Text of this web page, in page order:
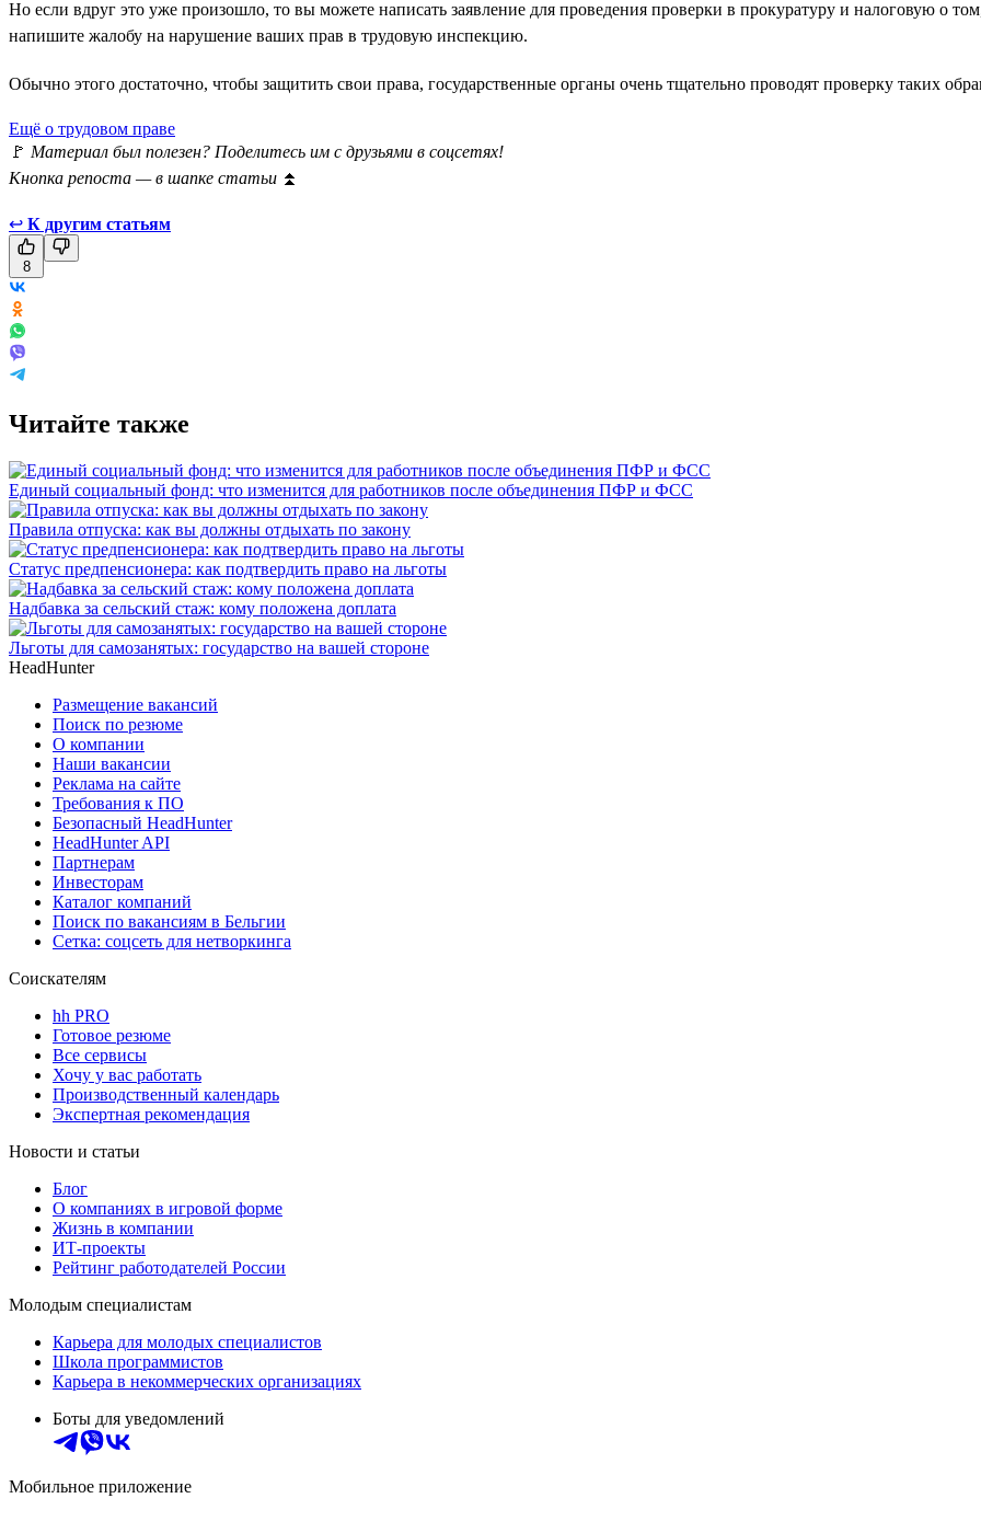
Но если вдруг это уже произошло, то вы можете написать заявление для проведения проверки в прокуратуру и налоговую о
напишите жалобу на нарушение ваших прав в трудовую инспекцию.
Обычно этого достаточно, чтобы защитить свои права, государственные органы очень тщательно проводят проверку таких
Ещё о трудовом праве
🚩 Материал был полезен? Поделитесь им с друзьями в соцсетях!
Кнопка репоста — в шапке статьи ⏫
↩ К другим статьям
8
Читайте также
Единый социальный фонд: что изменится для работников после объединения ПФР и ФСС
Правила отпуска: как вы должны отдыхать по закону
Статус предпенсионера: как подтвердить право на льготы
Надбавка за сельский стаж: кому положена доплата
Льготы для самозанятых: государство на вашей стороне
HeadHunter
Размещение вакансий
Поиск по резюме
О компании
Наши вакансии
Реклама на сайте
Требования к ПО
Безопасный HeadHunter
HeadHunter API
Партнерам
Инвесторам
Каталог компаний
Поиск по вакансиям в Бельгии
Сетка: соцсеть для нетворкинга
Соискателям
hh PRO
Готовое резюме
Все сервисы
Хочу у вас работать
Производственный календарь
Экспертная рекомендация
Новости и статьи
Блог
О компаниях в игровой форме
Жизнь в компании
ИТ-проекты
Рейтинг работодателей России
Молодым специалистам
Карьера для молодых специалистов
Школа программистов
Карьера в некоммерческих организациях
Боты для уведомлений
Мобильное приложение